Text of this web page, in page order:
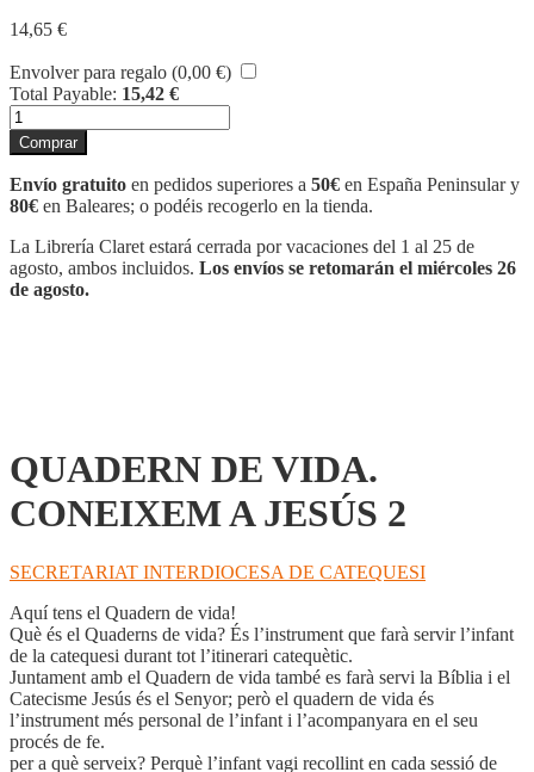
14,65 €
Envolver para regalo (0,00 €)
Total Payable: 15,42 €
QUADERN
DE
VIDA.
CONEIXEM
A
2
cantidad
Comprar
Envío gratuito en pedidos superiores a 50€ en España Peninsular y
80€ en Baleares; o podéis recogerlo en la tienda.
La Librería Claret estará cerrada por vacaciones del 1 al 25 de
agosto, ambos incluidos. Los envíos se retomarán el miércoles 26
de agosto.
QUADERN DE VIDA.
CONEIXEM A JESÚS 2
SECRETARIAT INTERDIOCESA DE CATEQUESI
Aquí tens el Quadern de vida!
Què és el Quaderns de vida? És l’instrument que farà servir l’infant
de la catequesi durant tot l’itinerari catequètic.
Juntament amb el Quadern de vida també es farà servi la Bíblia i el
Catecisme Jesús és el Senyor; però el quadern de vida és
l’instrument més personal de l’infant i l’acompanyara en el seu
procés de fe.
per a què serveix? Perquè l’infant vagi recollint en cada sessió de